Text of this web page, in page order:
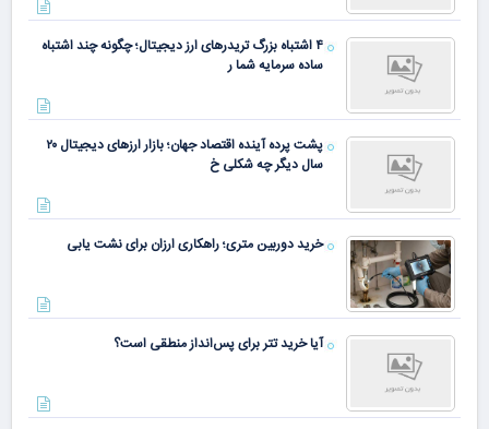
۴ اشتباه بزرگ تریدرهای ارز دیجیتال؛ چگونه چند اشتباه
ساده سرمایه شما ر
پشت پرده آینده اقتصاد جهان؛ بازار ارزهای دیجیتال ۲۰
سال دیگر چه شکلی خ
خرید دوربین متری؛ راهکاری ارزان برای نشت یابی
آیا خرید تتر برای پس‌انداز منطقی است؟